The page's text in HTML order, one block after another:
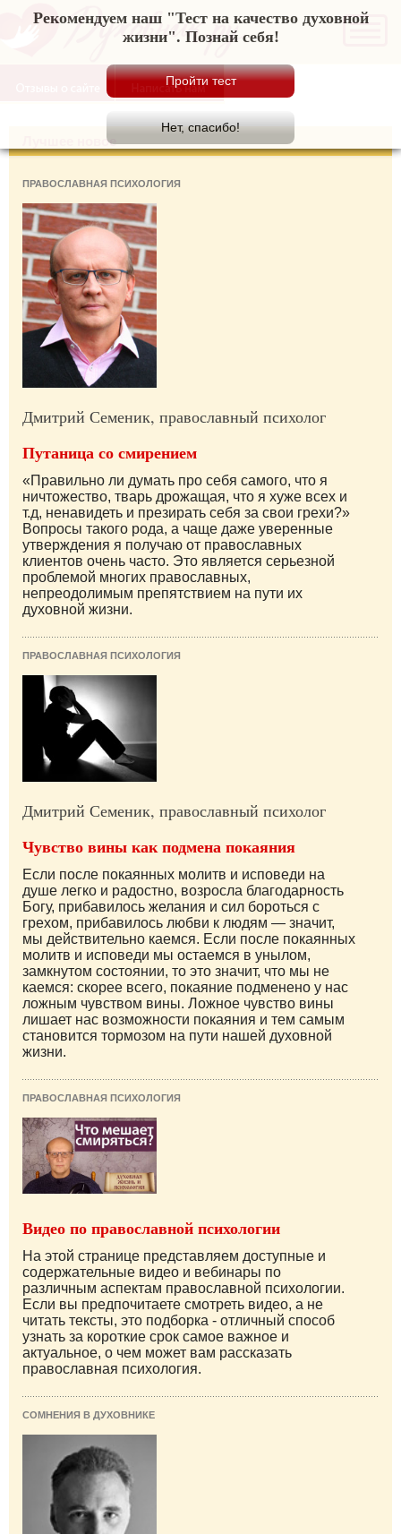
Рекомендуем наш "Тест на качество духовной
жизни". Познай себя!
Лучшее новое
ПРАВОСЛАВНАЯ ПСИХОЛОГИЯ
Дмитрий Семеник, православный психолог
Путаница со смирением
«Правильно ли думать про себя самого, что я
ничтожество, тварь дрожащая, что я хуже всех и
т.д, ненавидеть и презирать себя за свои грехи?»
Вопросы такого рода, а чаще даже уверенные
утверждения я получаю от православных
клиентов очень часто. Это является серьезной
проблемой многих православных,
непреодолимым препятствием на пути их
духовной жизни.
ПРАВОСЛАВНАЯ ПСИХОЛОГИЯ
Дмитрий Семеник, православный психолог
Чувство вины как подмена покаяния
Если после покаянных молитв и исповеди на
душе легко и радостно, возросла благодарность
Богу, прибавилось желания и сил бороться с
грехом, прибавилось любви к людям — значит,
мы действительно каемся. Если после покаянных
молитв и исповеди мы остаемся в унылом,
замкнутом состоянии, то это значит, что мы не
каемся: скорее всего, покаяние подменено у нас
ложным чувством вины. Ложное чувство вины
лишает нас возможности покаяния и тем самым
становится тормозом на пути нашей духовной
жизни.
ПРАВОСЛАВНАЯ ПСИХОЛОГИЯ
Видео по православной психологии
На этой странице представляем доступные и
содержательные видео и вебинары по
различным аспектам православной психологии.
Если вы предпочитаете смотреть видео, а не
читать тексты, это подборка - отличный способ
узнать за короткие срок самое важное и
актуальное, о чем может вам рассказать
православная психология.
СОМНЕНИЯ В ДУХОВНИКЕ